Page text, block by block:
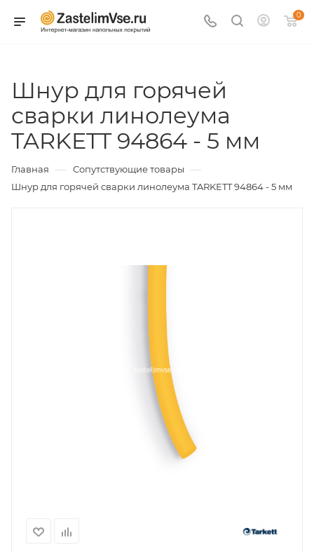
0
Шнур для горячей
сварки линолеума
TARKETT 94864 - 5 мм
Главная — Сопутствующие товары —
Шнур для горячей сварки линолеума TARKETT 94864 - 5 мм